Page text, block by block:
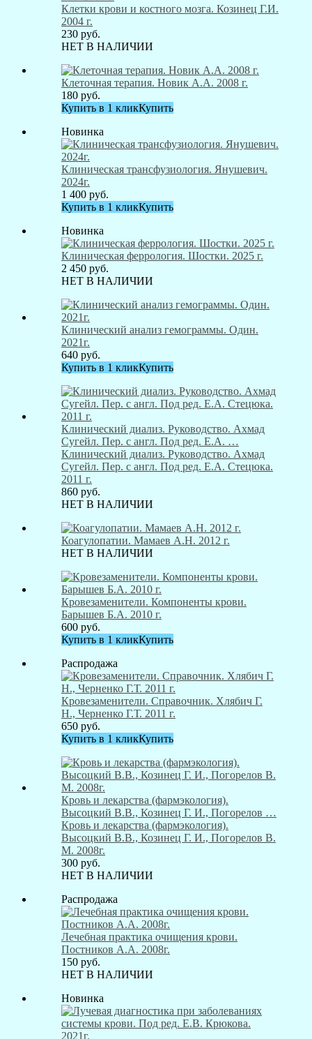
Клетки крови и костного мозга. Козинец Г.И.
2004 г.
230 руб.
НЕТ В НАЛИЧИИ
Клеточная терапия. Новик А.А. 2008 г.
180 руб.
Купить в 1 кликКупить
Новинка
Клиническая трансфузиология. Янушевич.
2024г.
1 400 руб.
Купить в 1 кликКупить
Новинка
Клиническая феррология. Шостки. 2025 г.
2 450 руб.
НЕТ В НАЛИЧИИ
Клинический анализ гемограммы. Один.
2021г.
640 руб.
Купить в 1 кликКупить
Клинический диализ. Руководство. Ахмад
Сугейл. Пер. с англ. Под ред. Е.А. …
Клинический диализ. Руководство. Ахмад
Сугейл. Пер. с англ. Под ред. Е.А. Стецюка.
2011 г.
860 руб.
НЕТ В НАЛИЧИИ
Коагулопатии. Мамаев А.Н. 2012 г.
НЕТ В НАЛИЧИИ
Кровезаменители. Компоненты крови.
Барышев Б.А. 2010 г.
600 руб.
Купить в 1 кликКупить
Распродажа
Кровезаменители. Справочник. Хлябич Г.
Н., Черненко Г.Т. 2011 г.
650 руб.
Купить в 1 кликКупить
Кровь и лекарства (фармэкология).
Высоцкий В.В., Козинец Г. И., Погорелов …
Кровь и лекарства (фармэкология).
Высоцкий В.В., Козинец Г. И., Погорелов В.
М. 2008г.
300 руб.
НЕТ В НАЛИЧИИ
Распродажа
Лечебная практика очищения крови.
Постников А.А. 2008г.
150 руб.
НЕТ В НАЛИЧИИ
Новинка